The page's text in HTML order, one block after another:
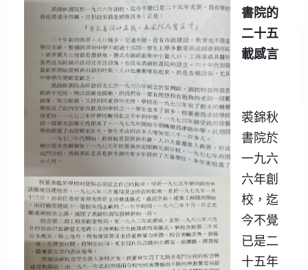
書院的
二十五
載感言
裘錦秋
書院於
一九六
六年創
校，迄
今不覺
已是二
十五年